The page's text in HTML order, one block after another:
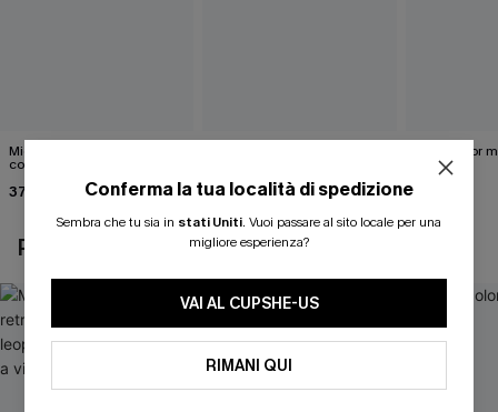
Midkini incrociato sul retro
con stampa leopardata
37,00 € 40,00 €
Bikini color
40,00 €
POTREBBE INTERESSARTI ANCHE
Conferma la tua località di spedizione
Sembra che tu sia in stati Uniti. Vuoi passare al sito locale per una
migliore esperienza?
VAI AL CUPSHE-US
RIMANI QUI